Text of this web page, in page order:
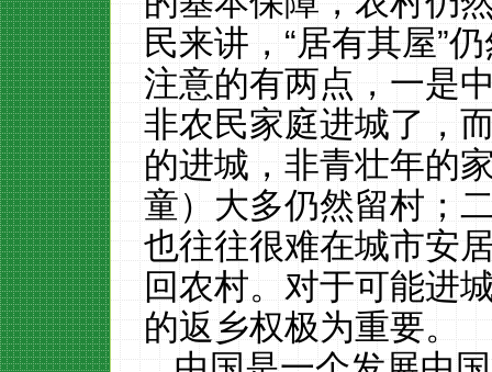
民来讲，“居有其屋”
注意的有两点，一是
非农民家庭进城了，
的进城，非青壮年的
童）大多仍然留村；
也往往很难在城市安
回农村。对于可能进
的返乡权极为重要。